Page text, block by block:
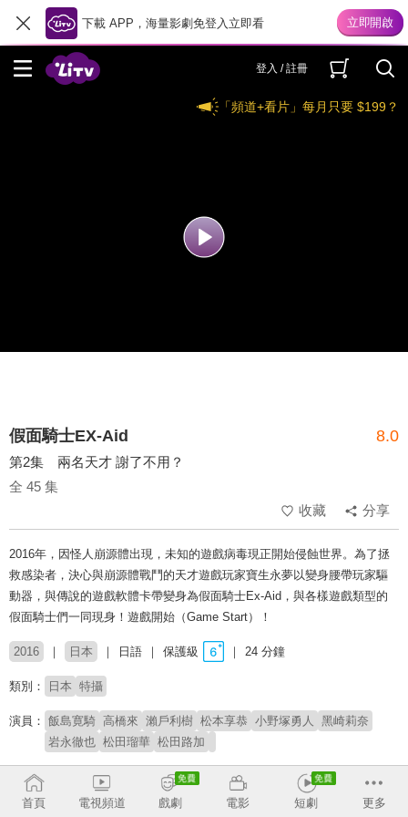
下載 APP，海量影劇免登入立即看
登入 / 註冊
「頻道+看片」每月只要 $199？
假面騎士EX-Aid 8.0
第2集 兩名天才 謝了不用？
全 45 集
收藏
分享
2016年，因怪人崩源體出現，未知的遊戲病毒現正開始侵蝕世界。為了拯
救感染者，決心與崩源體戰鬥的天才遊戲玩家寶生永夢以變身腰帶玩家驅
動器，與傳說的遊戲軟體卡帶變身為假面騎士Ex-Aid，與各樣遊戲類型的
假面騎士們一同現身！遊戲開始（Game Start）！
2016 日本 日語 保護級 24 分鐘
類別： 日本 特攝
演員： 飯島寛騎 高橋來 瀨戶利樹 松本享恭 小野塚勇人
黑崎莉奈
岩永徹也 松田瑠華 松田路加
製作公司： 東映 朝日電視台 旭通廣告
導演： 小野寺章（石森プロ) 中澤祥次郎 坂本浩一 山口恭平
首頁 電視頻道 戲劇 電影 短劇 更多